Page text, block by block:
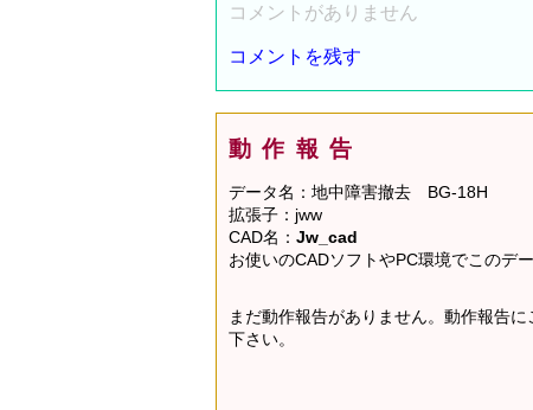
コメントがありません
コメントを残す
動作報告
データ名：地中障害撤去 BG-18H
拡張子：jww
CAD名： Jw_cad
お使いのCADソフトやPC環境でこのデ
まだ動作報告がありません。動作報告に
下さい。